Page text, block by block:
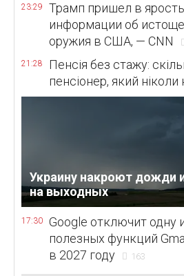
23:29
Трамп пришел в
информации об
оружия в США, — CNN
21:28
Пенсія без стажу:
пенсіонер, який
Украину накроют дожди
на выходных
17:30
Google отключит одну
полезных функций
в 2027 году
163